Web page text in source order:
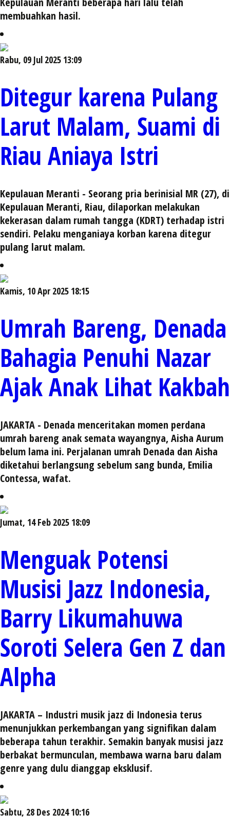
membuahkan hasil.
Rabu, 09 Jul 2025 13:09
Ditegur karena Pulang
Larut Malam, Suami di
Riau Aniaya Istri
Kepulauan Meranti - Seorang pria berinisial MR (27), di
Kepulauan Meranti, Riau, dilaporkan melakukan
kekerasan dalam rumah tangga (KDRT) terhadap istri
sendiri. Pelaku menganiaya korban karena ditegur
pulang larut malam.
Kamis, 10 Apr 2025 18:15
Umrah Bareng, Denada
Bahagia Penuhi Nazar
Ajak Anak Lihat Kakbah
JAKARTA - Denada menceritakan momen perdana
umrah bareng anak semata wayangnya, Aisha Aurum
belum lama ini. Perjalanan umrah Denada dan Aisha
diketahui berlangsung sebelum sang bunda, Emilia
Contessa, wafat.
Jumat, 14 Feb 2025 18:09
Menguak Potensi
Musisi Jazz Indonesia,
Barry Likumahuwa
Soroti Selera Gen Z dan
Alpha
JAKARTA – Industri musik jazz di Indonesia terus
menunjukkan perkembangan yang signifikan dalam
beberapa tahun terakhir. Semakin banyak musisi jazz
berbakat bermunculan, membawa warna baru dalam
genre yang dulu dianggap eksklusif.
Sabtu, 28 Des 2024 10:16